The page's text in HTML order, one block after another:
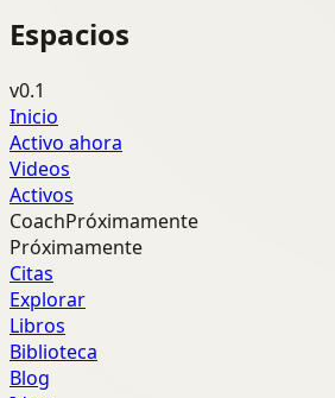
Espacios
v0.1
Inicio
Activo ahora
Videos
Activos
CoachPróximamente
Próximamente
Citas
Explorar
Libros
Biblioteca
Blog